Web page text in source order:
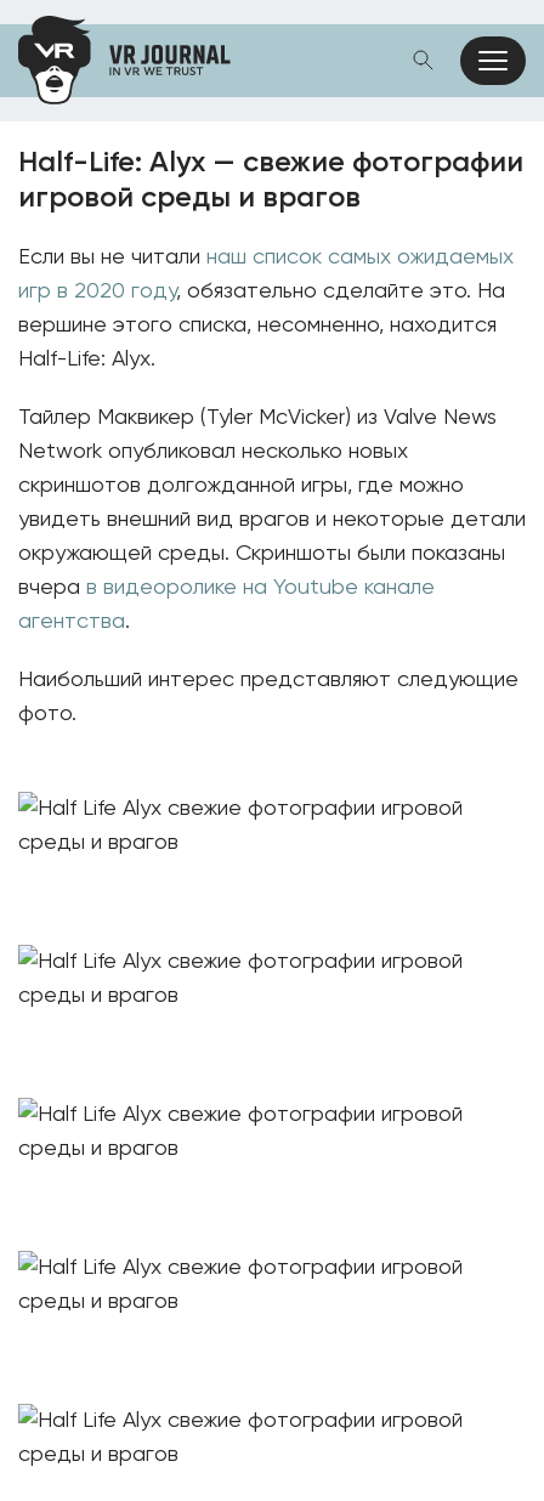
Half-Life: Alyx — свежие фотографии
игровой среды и врагов
Если вы не читали наш список самых ожидаемых
игр в 2020 году, обязательно сделайте это. На
вершине этого списка, несомненно, находится
Half-Life: Alyx.
Тайлер Маквикер (Tyler McVicker) из Valve News
Network опубликовал несколько новых
скриншотов долгожданной игры, где можно
увидеть внешний вид врагов и некоторые детали
окружающей среды. Скриншоты были показаны
вчера в видеоролике на Youtube канале
агентства.
Наибольший интерес представляют следующие
фото.